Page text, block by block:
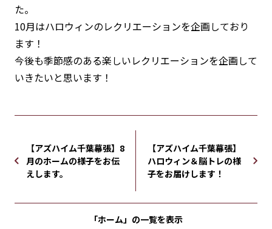
た。
10月はハロウィンのレクリエーションを企画しており
ます！
今後も季節感のある楽しいレクリエーションを企画して
いきたいと思います！
【アズハイム千葉幕張】8
月のホームの様子をお伝
えします。
【アズハイム千葉幕張】
ハロウィン＆脳トレの様
子をお届けします！
「ホーム」の一覧を表示